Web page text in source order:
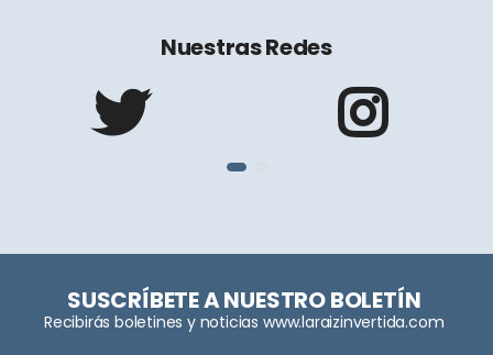
Nuestras Redes
SUSCRÍBETE A NUESTRO BOLETÍN
Recibirás boletines y noticias www.laraizinvertida.com